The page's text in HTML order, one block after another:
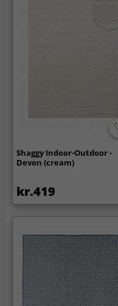
Shaggy Indoor-Outdoor -
Devon (cream)
kr.419